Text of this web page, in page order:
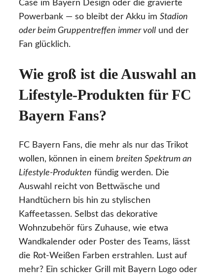
Case im Bayern Design oder die gravierte
Powerbank — so bleibt der Akku im Stadion
oder beim Gruppentreffen immer voll und der
Fan glücklich.
Wie groß ist die Auswahl an
Lifestyle-Produkten für FC
Bayern Fans?
FC Bayern Fans, die mehr als nur das Trikot
wollen, können in einem breiten Spektrum an
Lifestyle-Produkten fündig werden. Die
Auswahl reicht von Bettwäsche und
Handtüchern bis hin zu stylischen
Kaffeetassen. Selbst das dekorative
Wohnzubehör fürs Zuhause, wie etwa
Wandkalender oder Poster des Teams, lässt
die Rot-Weißen Farben erstrahlen. Lust auf
mehr? Ein schicker Grill mit Bayern Logo oder